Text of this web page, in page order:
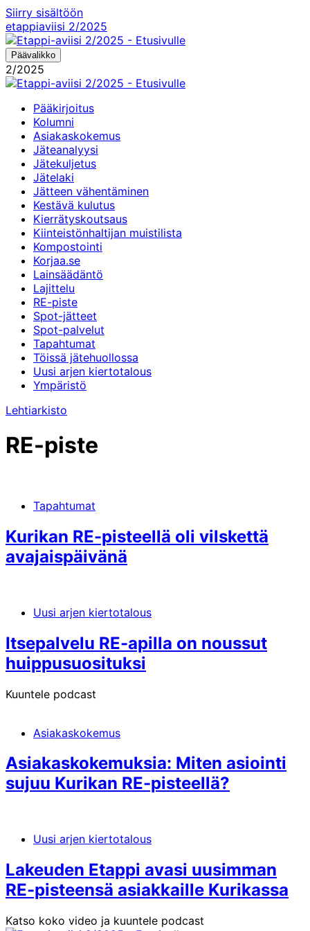
Siirry sisältöön
etappiaviisi 2/2025
Päävalikko
2/2025
Pääkirjoitus
Kolumni
Asiakaskokemus
Jäteanalyysi
Jätekuljetus
Jätelaki
Jätteen vähentäminen
Kestävä kulutus
Kierrätyskoutsaus
Kiinteistönhaltijan muistilista
Kompostointi
Korjaa.se
Lainsäädäntö
Lajittelu
RE-piste
Spot-jätteet
Spot-palvelut
Tapahtumat
Töissä jätehuollossa
Uusi arjen kiertotalous
Ympäristö
Lehtiarkisto
RE-piste
Tapahtumat
Kurikan RE-pisteellä oli vilskettä
avajaispäivänä
Uusi arjen kiertotalous
Itsepalvelu RE-apilla on noussut
huippusuosituksi
Kuuntele podcast
Asiakaskokemus
Asiakaskokemuksia: Miten asiointi
sujuu Kurikan RE-pisteellä?
Uusi arjen kiertotalous
Lakeuden Etappi avasi uusimman
RE-pisteensä asiakkaille Kurikassa
Katso koko video ja kuuntele podcast